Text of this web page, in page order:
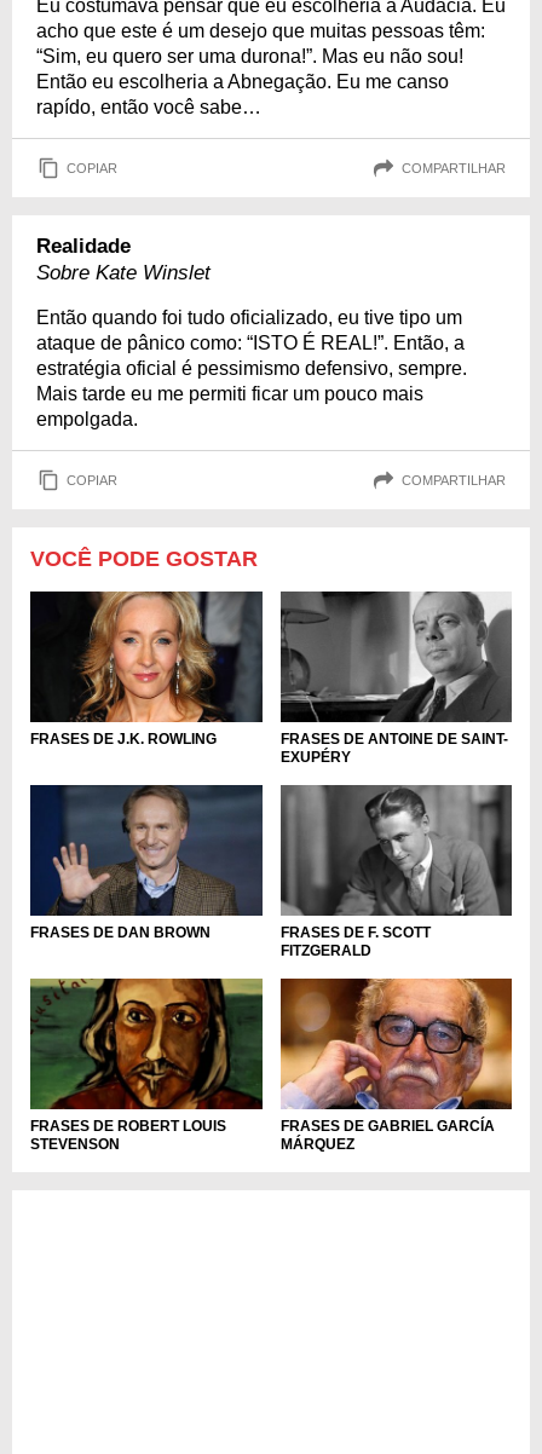
Eu costumava pensar que eu escolheria a Audácia. Eu
acho que este é um desejo que muitas pessoas têm:
“Sim, eu quero ser uma durona!”. Mas eu não sou!
Então eu escolheria a Abnegação. Eu me canso
rapído, então você sabe…
COPIAR COMPARTILHAR
Realidade
Sobre Kate Winslet
Então quando foi tudo oficializado, eu tive tipo um
ataque de pânico como: “ISTO É REAL!”. Então, a
estratégia oficial é pessimismo defensivo, sempre.
Mais tarde eu me permiti ficar um pouco mais
empolgada.
COPIAR COMPARTILHAR
VOCÊ PODE GOSTAR
FRASES DE J.K. ROWLING
FRASES DE ANTOINE DE SAINT-
EXUPÉRY
FRASES DE DAN BROWN
FRASES DE F. SCOTT
FITZGERALD
FRASES DE ROBERT LOUIS
STEVENSON
FRASES DE GABRIEL GARCÍA
MÁRQUEZ